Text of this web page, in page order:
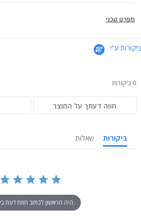
מפרט טכני
ביקורות ע"י
0 ביקורות
חווה דעתך על המוצר
ביקורות שאלות
היה הראשון לכתוב חוות דעת